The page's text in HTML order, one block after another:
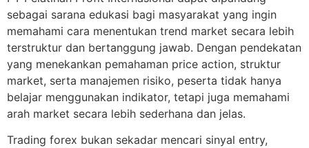
sebagai sarana edukasi bagi masyarakat yang ingin
memahami cara menentukan trend market secara lebih
terstruktur dan bertanggung jawab. Dengan pendekatan
yang menekankan pemahaman price action, struktur
market, serta manajemen risiko, peserta tidak hanya
belajar menggunakan indikator, tetapi juga memahami
arah market secara lebih sederhana dan jelas.
Trading forex bukan sekadar mencari sinyal entry,